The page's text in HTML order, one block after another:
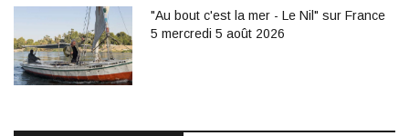
"Au bout c'est la mer - Le Nil" sur France
5 mercredi 5 août 2026